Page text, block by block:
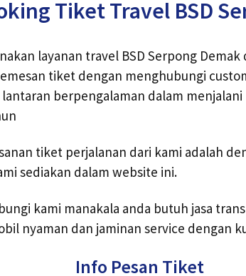
Tiket Travel BSD
layanan travel BSD Serpong
tiket dengan menghubungi
berpengalaman dalam
tiket perjalanan dari kami adalah
sediakan dalam website ini.
kami manakala anda butuh jasa
nyaman dan jaminan service dengan
Info Pesan Tiket